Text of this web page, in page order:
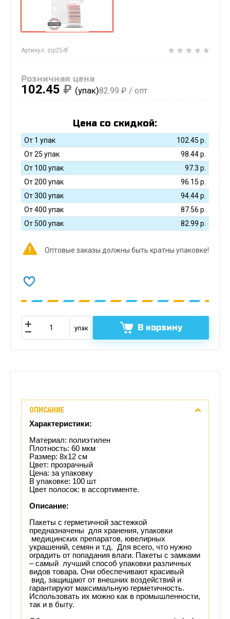
Артикул: zip254f
Розничная цена
102.45 ₽ (упак)82.99 ₽ / опт
Цена со скидкой:
От 1 упак 102.45 р.
От 25 упак
98.44р.
От 100 упак
97.3 р.
От 200 упак
96.15 р.
От 300 упак
94.44р.
От 400 упак
87.56 р.
От 500 упак
82.99 р.
Оптовые заказы должны быть кратны упаковке!
упак В корзину
Отзывы
(0)
Доставка
этого
товара
ОПИСАНИЕ
Характеристики:
Материал: полиэтилен
Плотность: 60 мкм
Размер: 8х12 см
Цвет: прозрачный
Цена: за упаковку
В упаковке: 100 шт
Цвет полосок: в ассортименте.
Описание:
Пакеты с герметичной застежкой
предназначены для хранения, упаковки
медицинских препаратов, ювелирных
украшений, семян и т.д. Для всего, что нужно
оградить от попадания влаги. Пакеты с замками
– самый лучший способ упаковки различных
видов товара. Они обеспечивают красивый
вид, защищают от внешних воздействий и
гарантируют максимальную герметичность.
Использовать их можно как в промышленности,
так и в быту.